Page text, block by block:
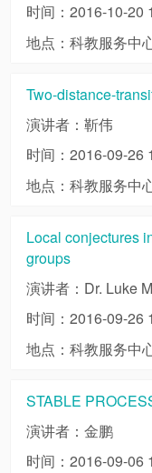
时间：2016-10-20
地点：科教服务中
Two-distance-
演讲者：靳伟
时间：2016-09-26
地点：科教服务中
Local conjectures
groups
演讲者：Dr. Luke
时间：2016-09-26
地点：科教服务中
STABLE
演讲者：金鹏
时间：2016-09-06